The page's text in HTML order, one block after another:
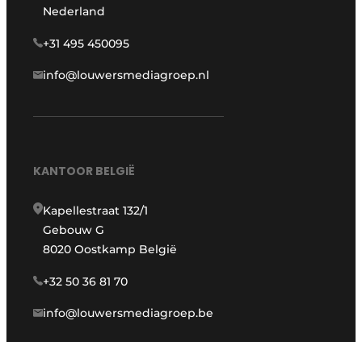
Nederland
+31 495 450095
info@louwersmediagroep.nl
KANTOOR BELGIË
Kapellestraat 132/1
Gebouw G
8020 Oostkamp België
+32 50 36 81 70
info@louwersmediagroep.be